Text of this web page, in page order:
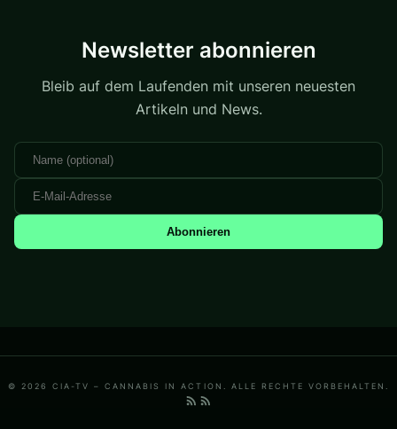
Newsletter abonnieren
Bleib auf dem Laufenden mit unseren neuesten
Artikeln und News.
Abonnieren
© 2026 CIA-TV – CANNABIS IN ACTION. ALLE RECHTE VORBEHALTEN.